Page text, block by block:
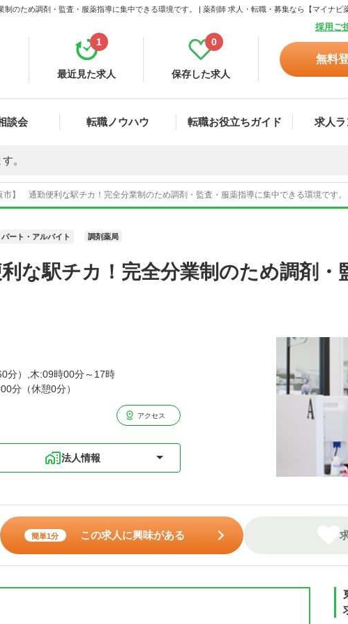
のため調剤・監査・服薬指導に集中できる環境です。 | 薬剤師 求人・転職・募集なら【マイナビ
採用ご
最近見た求人
1
保存した求人
0
無料
談会 転職ノウハウ 転職お役立ちガイド 求人
。
市】 通勤便利な駅チカ！完全分業制のため調剤・監査・服薬指導に集中できる環境です
パート・アルバイト 調剤薬局
な駅チカ！完全分業制のため調剤・
分）,木:09時00分～17時
分（休憩0分）
アクセス
法人情報
簡単1分 この求人に興味がある